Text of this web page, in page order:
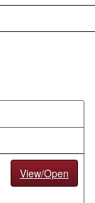
View/Open